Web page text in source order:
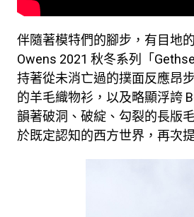
伴隨著模特們的腳步，有目地
Owens 2021 秋冬系列「
持著從未消亡過的撲面反應昂
的羊毛織物衫，以及略顯浮誇
韻著破洞、破綻、勾裂的長版
於既定認知的西方世界，再次